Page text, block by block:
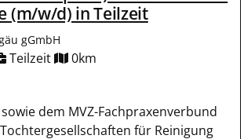
(m/w/d) in Teilzeit
gGmbH
Teilzeit 0km
dem MVZ-Fachpraxenverbund
für Reinigung